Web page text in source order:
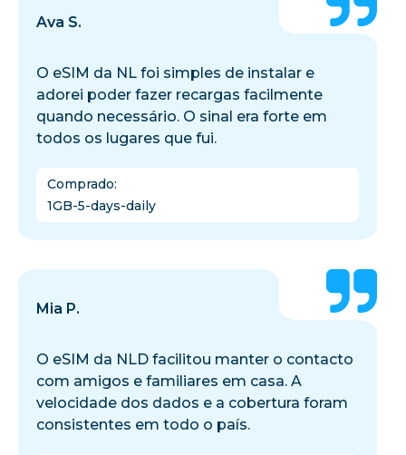
Ava S.
O eSIM da NL foi simples de instalar e
adorei poder fazer recargas facilmente
quando necessário. O sinal era forte em
todos os lugares que fui.
Comprado:
1GB-5-days-daily
Mia P.
O eSIM da NLD facilitou manter o contacto
com amigos e familiares em casa. A
velocidade dos dados e a cobertura foram
consistentes em todo o país.